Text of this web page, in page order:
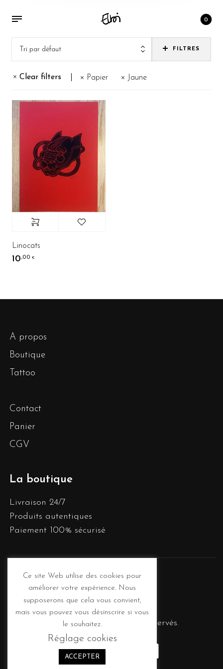
0
Tri par défaut FILTRES
Clear filters Papier Jaune
Linocats
10,00 €
A propos
Boutique
Tattoo
Contact
Panier
CGV
La boutique
Livraison 24/7
Produits autentiques
Paiement 100% sécurisé
© 2020Elbi. Tous droits réservés.
Ce site Web utilise des cookies pour
améliorer votre expérience. Nous
supposerons que cela vous convient,
mais vous pouvez vous désinscrire si vous
le souhaitez.
Réglage cookies
ACCEPTER